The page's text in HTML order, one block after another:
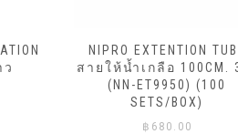
NIPRO EXTENTION TUBE
สายให้น้ำเกลือ 100CM. 36″
(NN-ET9950) (100
SETS/BOX)
680.00